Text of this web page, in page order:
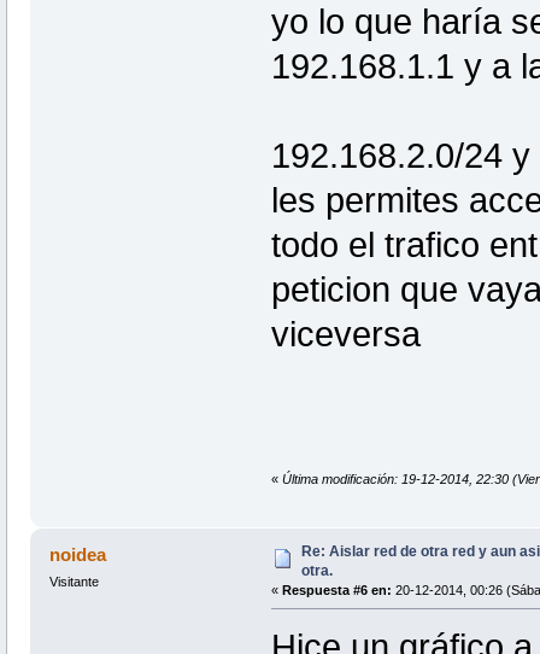
yo lo que haría
192.168.1.1 y a
192.168.2.0/24
les permites
todo el trafico
peticion que
viceversa
« Última modificación: 19-12-2014, 22:30
noidea
Visitante
Re: Aislar red de otra red y aun
otra.
« Respuesta #6 en: 20-12-2014, 00:26